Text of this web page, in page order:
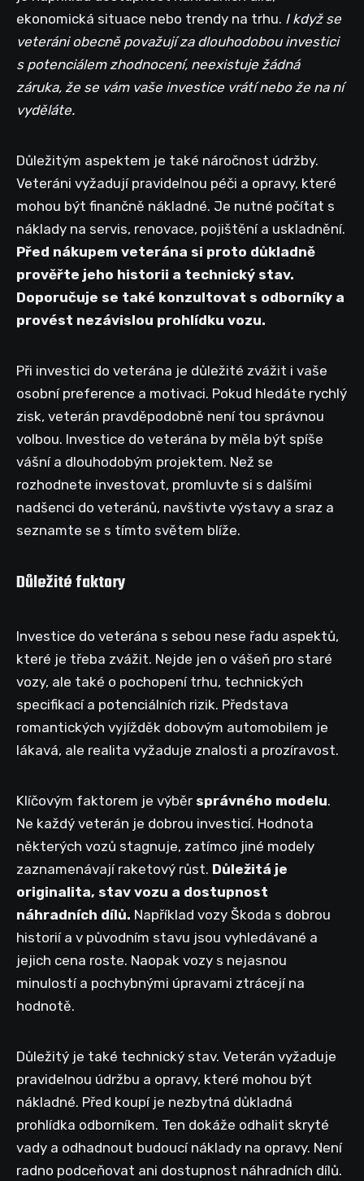
ekonomická situace nebo trendy na trhu. I když se
veteráni obecně považují za dlouhodobou investici
s potenciálem zhodnocení, neexistuje žádná
záruka, že se vám vaše investice vrátí nebo že na ní
vyděláte.
Důležitým aspektem je také náročnost údržby.
Veteráni vyžadují pravidelnou péči a opravy, které
mohou být finančně nákladné. Je nutné počítat s
náklady na servis, renovace, pojištění a uskladnění.
Před nákupem veterána si proto důkladně
prověřte jeho historii a technický stav.
Doporučuje se také konzultovat s odborníky a
provést nezávislou prohlídku vozu.
Při investici do veterána je důležité zvážit i vaše
osobní preference a motivaci. Pokud hledáte rychlý
zisk, veterán pravděpodobně není tou správnou
volbou. Investice do veterána by měla být spíše
vášní a dlouhodobým projektem. Než se
rozhodnete investovat, promluvte si s dalšími
nadšenci do veteránů, navštivte výstavy a sraz a
seznamte se s tímto světem blíže.
Důležité faktory
Investice do veterána s sebou nese řadu aspektů,
které je třeba zvážit. Nejde jen o vášeň pro staré
vozy, ale také o pochopení trhu, technických
specifikací a potenciálních rizik. Představa
romantických vyjížděk dobovým automobilem je
lákavá, ale realita vyžaduje znalosti a prozíravost.
Klíčovým faktorem je výběr správného modelu.
Ne každý veterán je dobrou investicí. Hodnota
některých vozů stagnuje, zatímco jiné modely
zaznamenávají raketový růst. Důležitá je
originalita, stav vozu a dostupnost
náhradních dílů. Například vozy Škoda s dobrou
historií a v původním stavu jsou vyhledávané a
jejich cena roste. Naopak vozy s nejasnou
minulostí a pochybnými úpravami ztrácejí na
hodnotě.
Důležitý je také technický stav. Veterán vyžaduje
pravidelnou údržbu a opravy, které mohou být
nákladné. Před koupí je nezbytná důkladná
prohlídka odborníkem. Ten dokáže odhalit skryté
vady a odhadnout budoucí náklady na opravy. Není
radno podceňovat ani dostupnost náhradních dílů.